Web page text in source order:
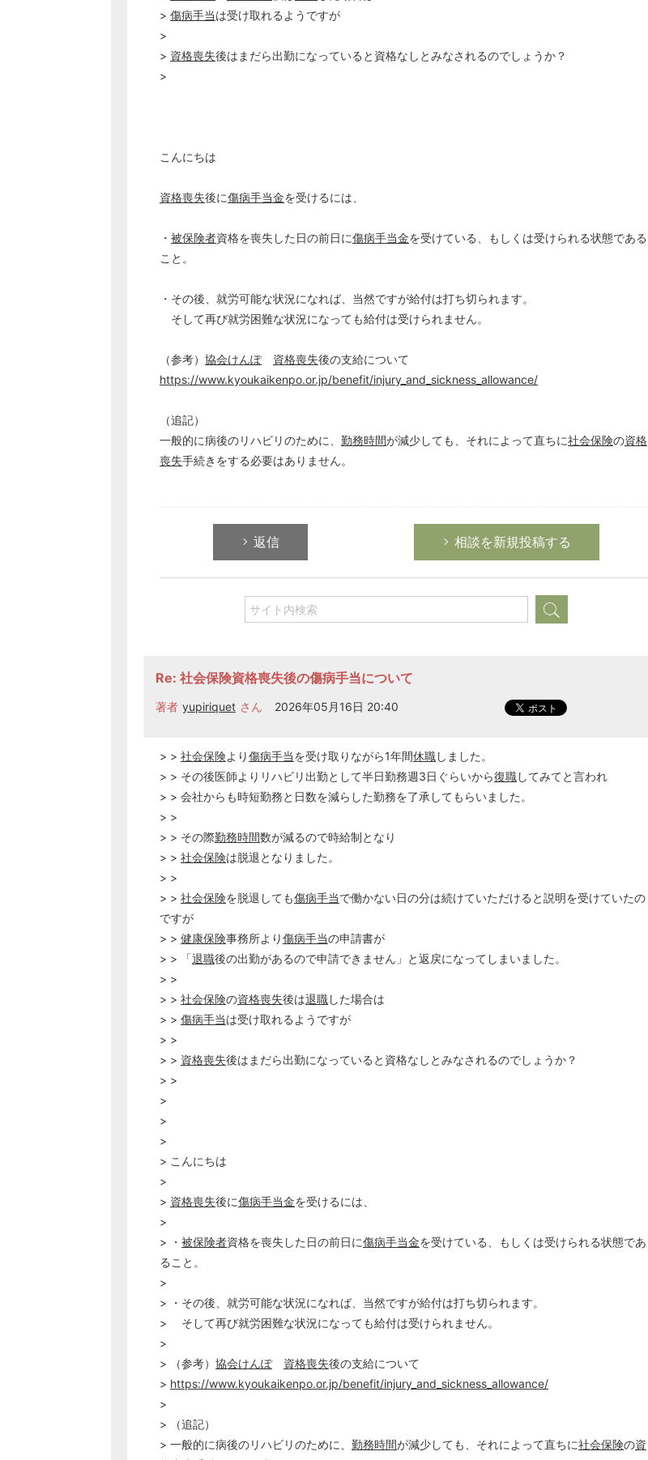
> 傷病手当は受け取れるようですが
>
> 資格喪失後はまだら出勤になっていると資格なしとみなされるのでしょうか？
>
こんにちは
資格喪失後に傷病手当金を受けるには、
・ 被保険者資格を喪失した日の前日に傷病手当金を受けている、もしくは受けられる状態である
こと。
・その後、就労可能な状況になれば、当然ですが給付は打ち切られます。
そして再び就労困難な状況になっても給付は受けられません。
（参考） 協会けんぽ 資格喪失後の支給について
https://www.kyoukaikenpo.or.jp/benefit/injury_and_sickness_allowance/
（追記）
一般的に病後のリハビリのために、 勤務時間が減少しても、それによって直ちに社会保険の資格
喪失手続きをする必要はありません。
返信 相談を新規投稿する
Re: 社会保険資格喪失後の傷病手当について
著者 yupiriquet さん 2026年05月16日 20:40
> > 社会保険より傷病手当を受け取りながら1年間休職しました。
> > その後医師よりリハビリ出勤として半日勤務週3日ぐらいから復職してみてと言われ
> > 会社からも時短勤務と日数を減らした勤務を了承してもらいました。
> >
> > その際勤務時間数が減るので時給制となり
> > 社会保険は脱退となりました。
> >
> > 社会保険を脱退しても傷病手当で働かない日の分は続けていただけると説明を受けていたの
ですが
> > 健康保険事務所より傷病手当の申請書が
> > 「退職後の出勤があるので申請できません」と返戻になってしまいました。
> >
> > 社会保険の資格喪失後は退職した場合は
> > 傷病手当は受け取れるようですが
> >
> > 資格喪失後はまだら出勤になっていると資格なしとみなされるのでしょうか？
> >
>
>
>
> こんにちは
>
> 資格喪失後に傷病手当金を受けるには、
>
> ・ 被保険者資格を喪失した日の前日に傷病手当金を受けている、もしくは受けられる状態であ
ること。
>
> ・その後、就労可能な状況になれば、当然ですが給付は打ち切られます。
> そして再び就労困難な状況になっても給付は受けられません。
>
> （参考） 協会けんぽ 資格喪失後の支給について
> https://www.kyoukaikenpo.or.jp/benefit/injury_and_sickness_allowance/
>
> （追記）
> 一般的に病後のリハビリのために、 勤務時間が減少しても、それによって直ちに社会保険の資
労務管理
秘書のノウハウ